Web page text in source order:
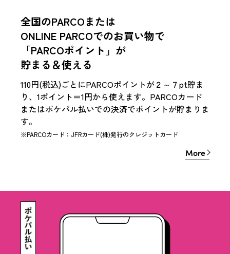
全国のPARCOまたは
ONLINE PARCOでのお買い物で
「PARCOポイント」が
貯まる＆使える
110円(税込)ごとにPARCOポイントが２～７pt貯ま
り、1ポイント＝1円から使えます。PARCOカード
またはポケパル払いでの決済でポイントが貯まりま
す。
※PARCOカード：JFRカード(株)発行のクレジットカード
More